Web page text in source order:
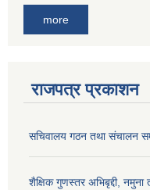
more
राजपत्र प्रकाशन
सचिवालय गठन तथा संचालन
शैक्षिक गुणस्तर अभिबृद्दी, नमुना